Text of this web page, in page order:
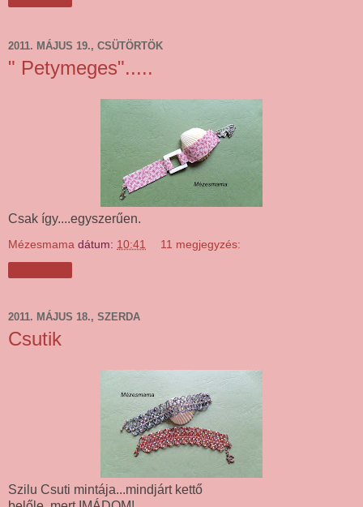
2011. MÁJUS 19., CSÜTÖRTÖK
" Petymeges".....
Csak így....egyszerűen.
Mézesmama dátum: 10:41 11 megjegyzés:
2011. MÁJUS 18., SZERDA
Csutik
Szilu Csuti mintája...mindjárt kettő